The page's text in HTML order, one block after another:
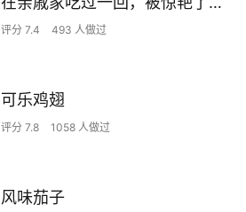
评分 7.4 493 人做过
可乐鸡翅
评分 7.8 1058 人做过
风味茄子